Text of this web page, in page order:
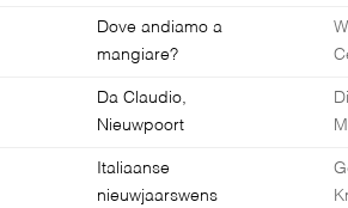
Dove andiamo a
mangiare?
Da Claudio,
Nieuwpoort
Italiaanse
nieuwjaarswens